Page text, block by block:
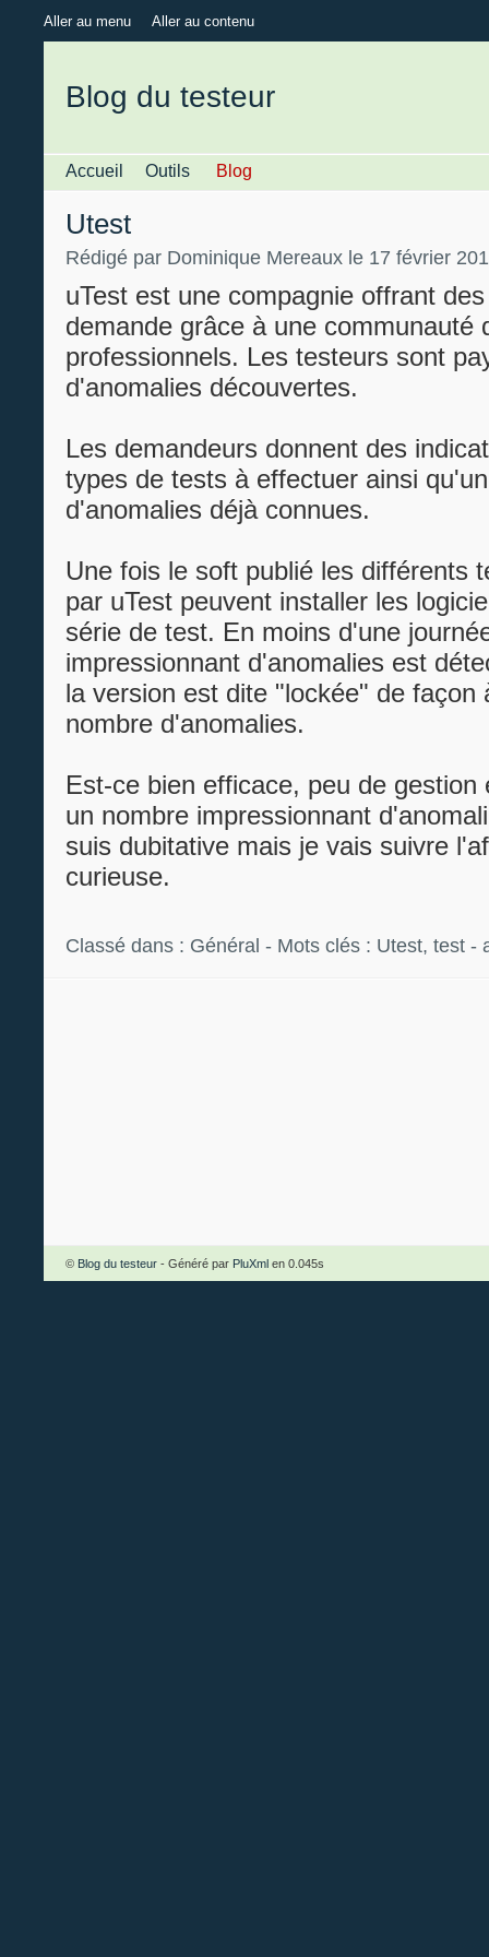
Aller au menu Aller au contenu
Blog du testeur
Accueil Outils Blog
Utest
Rédigé par Dominique Mereaux le 17 février
uTest est une compagnie offrant
demande grâce à une communauté
professionnels. Les testeurs sont
d'anomalies découvertes.
Les demandeurs donnent des
types de tests à effectuer ainsi
d'anomalies déjà connues.
Une fois le soft publié les différents
par uTest peuvent installer les
série de test. En moins d'une
impressionnant d'anomalies est
la version est dite "lockée" de façon
nombre d'anomalies.
Est-ce bien efficace, peu de gestion
un nombre impressionnant
suis dubitative mais je vais suivre
curieuse.
Classé dans : Général - Mots clés : Utest, test -
© Blog du testeur - Généré par PluXml en 0.045s